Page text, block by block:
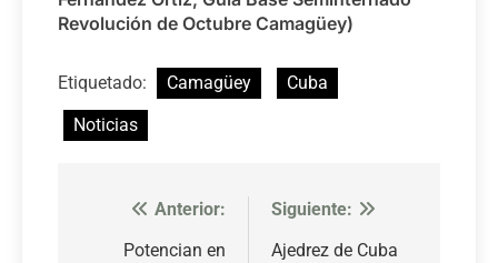
Revolución de Octubre Camagüey)
Etiquetado: Camagüey
Cuba
Noticias
Navegación
Anterior:
Potencian en
Siguiente:
Ajedrez de Cuba